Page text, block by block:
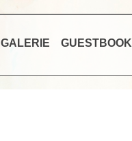
GALERIE GUESTBOOK